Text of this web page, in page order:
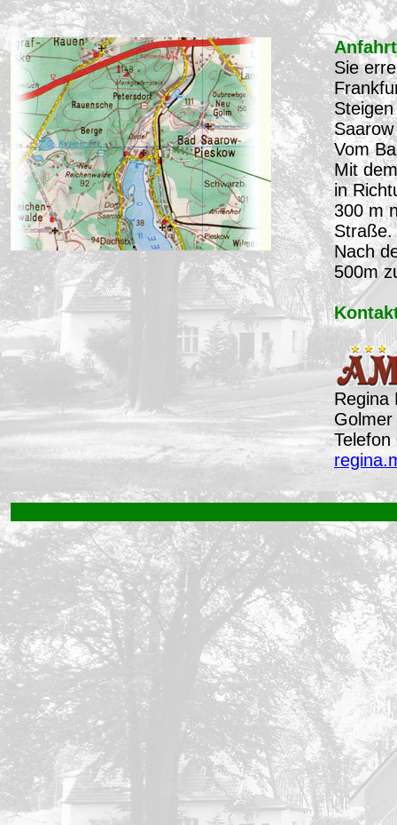
Sie
Vom
Mit
in
300 m
Straße.
Nach
500m
Regina
Telefon